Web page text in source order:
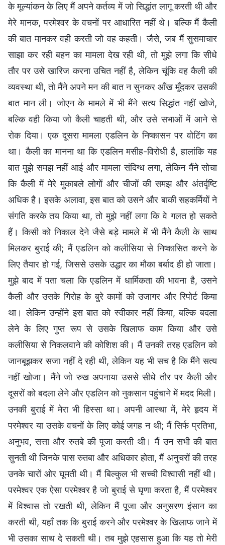
के मूल्यांकन के लिए मैं अपने कर्तव्य में जो सिद्धांत लागू करती थी और
मेरे मानक, परमेश्वर के वचनों पर आधारित नहीं थे। बल्कि मैं कैली
की बात मानकर वही करती जो वह कहती। जैसे, जब मैं सुसमाचार
साझा कर रही बहन का मामला देख रही थी, तो मुझे लगा कि सीधे
तौर पर उसे खारिज करना उचित नहीं है, लेकिन चूंकि वह कैली की
व्यवस्था थी, तो मैंने अपने मन की बात न सुनकर आँख मूँदकर उसकी
बात मान ली। जोएन के मामले में भी मैंने सत्य सिद्धांत नहीं खोजे,
बल्कि वही किया जो कैली चाहती थी, और उसे सभाओं में आने से
रोक दिया। एक दूसरा मामला एडलिन के निष्कासन पर वोटिंग का
था। कैली का मानना था कि एडलिन मसीह-विरोधी है, हालांकि यह
बात मुझे समझ नहीं आई और मामला संदिग्ध लगा, लेकिन मैंने सोचा
कि कैली में मेरे मुकाबले लोगों और चीजों की समझ और अंतर्दृष्टि
अधिक है। इसके अलावा, इस बात को उसने और बाकी सहकर्मियों ने
संगति करके तय किया था, तो मुझे नहीं लगा कि वे गलत हो सकते
हैं। किसी को निकाल देने जैसे बड़े मामले में भी मैंने कैली के साथ
मिलकर बुराई की; मैं एडलिन को कलीसिया से निष्कासित करने के
लिए तैयार हो गई, जिससे उसके उद्धार का मौका बर्बाद ही हो जाता।
मुझे बाद में पता चला कि एडलिन में धार्मिकता की भावना है, उसने
कैली और उसके गिरोह के बुरे कामों को उजागर और रिपोर्ट किया
था। लेकिन उन्होंने इस बात को स्वीकार नहीं किया, बल्कि बदला
लेने के लिए गुप्त रूप से उसके खिलाफ काम किया और उसे
कलीसिया से निकलवाने की कोशिश की। मैं उनकी तरह एडलिन को
जानबूझकर सजा नहीं दे रही थी, लेकिन यह भी सच है कि मैंने सत्य
नहीं खोजा। मैंने जो रुख अपनाया उससे सीधे तौर पर कैली और
दूसरों को बदला लेने और एडलिन को नुकसान पहुंचाने में मदद मिली।
उनकी बुराई में मेरा भी हिस्सा था। अपनी आस्था में, मेरे हृदय में
परमेश्वर या उसके वचनों के लिए कोई जगह न थी; मैं सिर्फ प्रतिभा,
अनुभव, सत्ता और रुतबे की पूजा करती थी। मैं उन सभी की बात
सुनती थी जिनके पास रुतबा और अधिकार होता, मैं अनुचरों की तरह
उनके चारों ओर घूमती थी। मैं बिल्कुल भी सच्ची विश्वासी नहीं थी।
परमेश्वर एक ऐसा परमेश्वर है जो बुराई से घृणा करता है, मैं परमेश्वर
में विश्वास तो रखती थी, लेकिन मैं पूजा और अनुसरण इंसान का
करती थी, यहाँ तक कि बुराई करने और परमेश्वर के खिलाफ जाने में
भी उसका साथ दे सकती थी। तब मुझे एहसास हुआ कि यह तो मेरी